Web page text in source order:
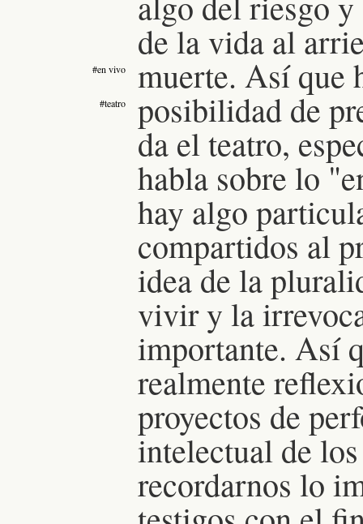
de la vida al
muerte.
#en vivo
#teatro
Así que
posibilidad de
da el teatro,
habla sobre lo
hay algo
compartidos al
idea de la
vivir y la
importante. Así
realmente
proyectos de
intelectual de
recordarnos lo